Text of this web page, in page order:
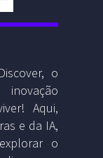
o
Aqui,
e da IA,
o